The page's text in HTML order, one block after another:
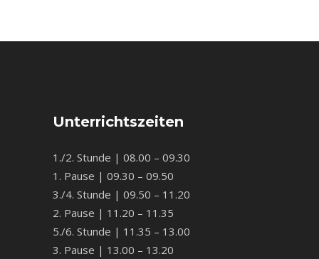
Unterrichtszeiten
1./2. Stunde | 08.00 – 09.30
1. Pause | 09.30 – 09.50
3./4. Stunde | 09.50 – 11.20
2. Pause | 11.20 – 11.35
5./6. Stunde | 11.35 – 13.00
3. Pause | 13.00 – 13.20